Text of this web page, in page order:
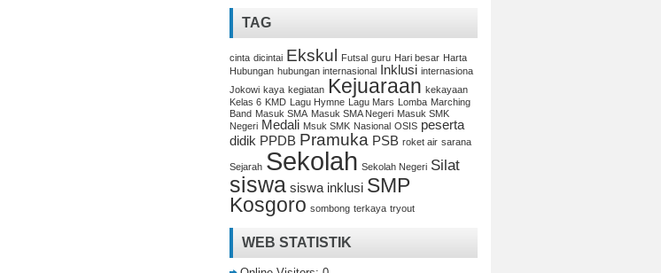
TAG
cinta dicintai Ekskul Futsal guru Hari besar Harta
Hubungan hubungan internasional Inklusi internasiona
Jokowi kaya kegiatan Kejuaraan kekayaan
Kelas 6 KMD Lagu Hymne Lagu Mars Lomba Marching
Band Masuk SMA Masuk SMA Negeri Masuk SMK
Negeri Medali Msuk SMK Nasional OSIS peserta
didik PPDB Pramuka PSB roket air sarana
Sejarah Sekolah Sekolah Negeri Silat
siswa siswa inklusi SMP
Kosgoro sombong terkaya tryout
WEB STATISTIK